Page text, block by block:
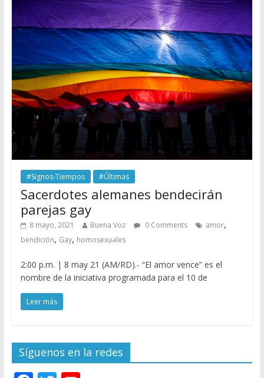
#Signos-Tiempos #Últimas
Sacerdotes alemanes bendecirán
parejas gay
8 mayo, 2021 Buena Voz 0 Comments amor,
bendición, Gay, homosexuales
2:00 p.m. | 8 may 21 (AM/RD).- “El amor vence” es el
nombre de la iniciativa programada para el 10 de
Leer más
Síguenos en la redes